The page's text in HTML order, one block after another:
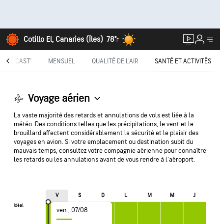
Cotillo El, Canaries (Îles) 78°F
MENSUEL QUALITÉ DE L'AIR SANTÉ ET ACTIVITÉS
Voyage aérien
La vaste majorité des retards et annulations de vols est liée à la
météo. Des conditions telles que les précipitations, le vent et le
brouillard affectent considérablement la sécurité et le plaisir des
voyages en avion. Si votre emplacement ou destination subit du
mauvais temps, consultez votre compagnie aérienne pour connaître
les retards ou les annulations avant de vous rendre à l'aéroport.
Idéal
V S D L M M J
Idéal
ven., 07/08